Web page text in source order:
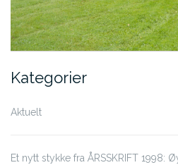
Kategorier
Aktuelt
Et nytt stykke fra ÅRSSKRIFT 1998: